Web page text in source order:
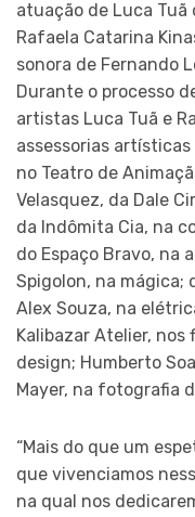
atuação de Luca Tuã
Rafaela Catarina
sonora de Fernando
Durante o processo
artistas Luca Tuã e
assessorias
no Teatro de
Velasquez, da Dale
da Indômita Cia, na
do Espaço Bravo, na
Spigolon, na mágica;
Alex Souza, na
Kalibazar Atelier, nos
design; Humberto
Mayer, na fotografia
“Mais do que um
que vivenciamos
na qual nos